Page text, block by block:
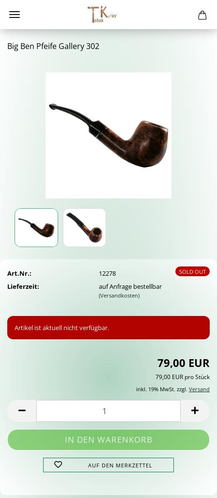
Big Ben Pfei­fe Gal­le­ry 302
SOLD OUT
Art.Nr.:
12278
Lieferzeit:
auf Anfrage bestellbar
(Versandkosten)
Artikel ist aktuell nicht verfügbar.
79,00 EUR
79,00 EUR pro Stück
inkl. 19% MwSt. zzgl. Versand
AUF DEN MERKZETTEL